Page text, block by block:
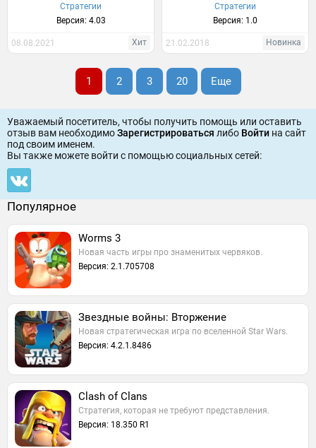
Стратегии
Версия: 4.03
08.08.2021 Хит
Стратегии
Версия: 1.0
21.02.2018 Новинка
1 2 3 20 Еще
Уважаемый посетитель, чтобы получить помощь или оставить
отзыв вам необходимоЗарегистрироваться либо Войти на сайт
под своим именем.
Вы также можете войти c помощью социальных сетей:
Популярное
Worms 3
Новая часть игры про знаменитых червяков.
Версия: 2.1.705708
Звездные войны: Вторжение
Новая стратегическая игра по вселенной Star Wars.
Версия: 4.2.1.8486
Clash of Clans
Стратегия, которая не требуют представления.
Версия: 18.350 R1